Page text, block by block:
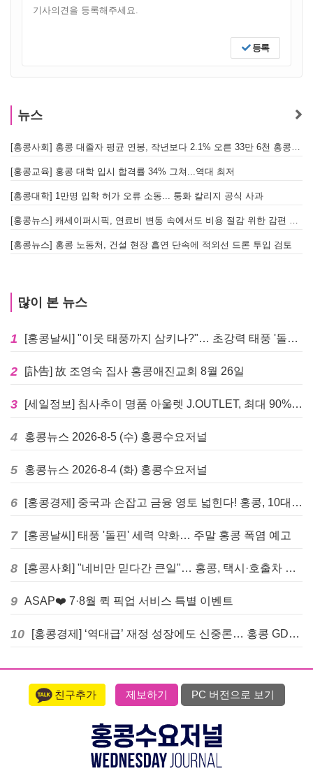
등록
뉴스
[홍콩사회] 홍콩 대졸자 평균 연봉, 작년보다 2.1% 오른 33만 6천 홍콩달러 기록
[홍콩교육] 홍콩 대학 입시 합격률 34% 그쳐...역대 최저
[홍콩대학] 1만명 입학 허가 오류 소동... 퉁화 칼리지 공식 사과
[홍콩뉴스] 캐세이퍼시픽, 연료비 변동 속에서도 비용 절감 위한 감편 계획 없어
[홍콩뉴스] 홍콩 노동처, 건설 현장 흡연 단속에 적외선 드론 투입 검토
많이 본 뉴스
1 [홍콩날씨] "이웃 태풍까지 삼키나?"… 초강력 태풍 '돌핀' 세력 재확장
2 [訃告] 故 조영숙 집사 홍콩애진교회 8월 26일
3 [세일정보] 침사추이 명품 아울렛 J.OUTLET, 최대 90% 빅 세일 진행
4 홍콩뉴스 2026-8-5 (수) 홍콩수요저널
5 홍콩뉴스 2026-8-4 (화) 홍콩수요저널
6 [홍콩경제] 중국과 손잡고 금융 영토 넓힌다! 홍콩, 10대 신규 정책 발표
7 [홍콩날씨] 태풍 '돌핀' 세력 약화… 주말 홍콩 폭염 예고
8 [홍콩사회] "네비만 믿다간 큰일"… 홍콩, 택시·호출차 통합 시험 도입하며 규제 본격화
9 ASAP❤️ 7·8월 퀵 픽업 서비스 특별 이벤트
10 [홍콩경제] ‘역대급’ 재정 성장에도 신중론… 홍콩 GDP 전망 상향 속 “지정학적 리스크 경계”
친구추가 제보하기 PC 버전으로 보기